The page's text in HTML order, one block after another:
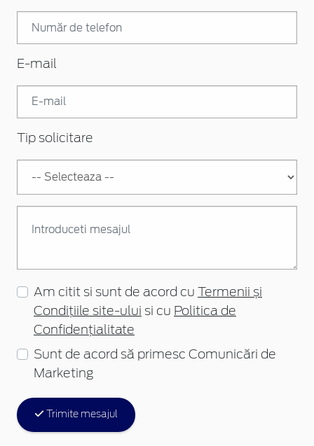
E-mail
Tip solicitare
Am citit si sunt de acord cu
Termenii și
Condițiile site-ului si cu Politica de
Confidențialitate
Sunt de acord să primesc Comunicări de
Marketing
Trimite mesajul